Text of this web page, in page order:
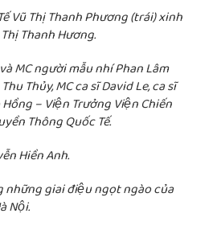
Vũ Thị Thanh Phương (trái) xinh
Thanh Hương.
MC người mẫu nhí Phan Lâm
Thủy, MC ca sĩ David Le, ca sĩ
– Viện Trưởng Viện Chiến
Thông Quốc Tế.
Hiền Anh.
những giai điệu ngọt ngào của
Nội.